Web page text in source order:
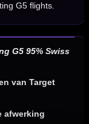
G5 flights.
G5 95% Swiss
van Target
afwerking